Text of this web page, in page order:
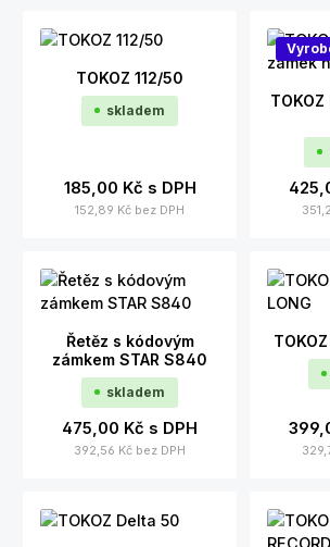
TOKOZ 112/50
skladem
185,00 Kč s DPH
152,89 Kč bez DPH
Řetěz s kódovým
zámkem STAR S840
skladem
475,00 Kč s DPH
392,56 Kč bez DPH